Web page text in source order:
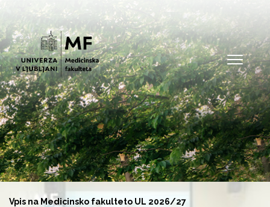
Open
Vpis na Medicinsko fakulteto UL 2026/27